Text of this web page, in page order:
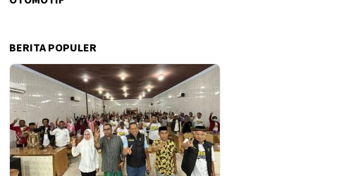
BERITA POPULER